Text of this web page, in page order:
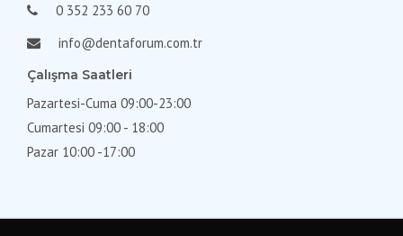
0 352 233 60 70
info@dentaforum.com.tr
Çalışma Saatleri
Pazartesi-Cuma 09:00-23:00
Cumartesi 09:00 - 18:00
Pazar 10:00 -17:00